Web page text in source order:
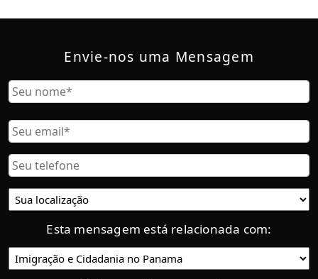
Envie-nos uma Mensagem
Nombre
Correo
Electrónico
Teléfono
Ubicación
actual:
Esta mensagem está relacionada com:
Categoría